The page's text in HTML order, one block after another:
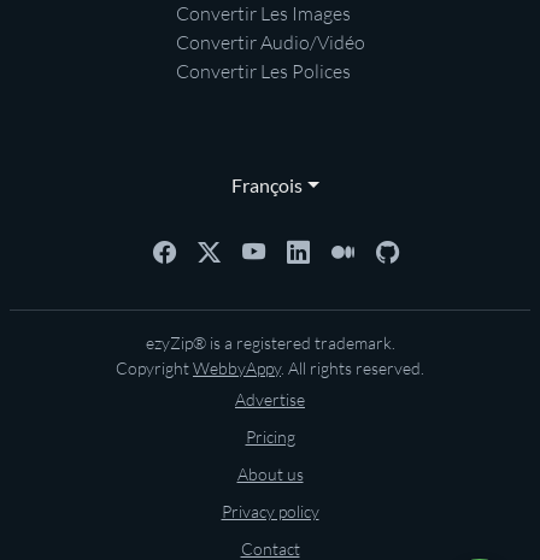
Convertir Les Images
Convertir Audio/Vidéo
Convertir Les Polices
François
ezyZip® is a registered trademark.
CopyrightWebbyAppy. All rights reserved.
Advertise
Pricing
About us
Privacy policy
Contact